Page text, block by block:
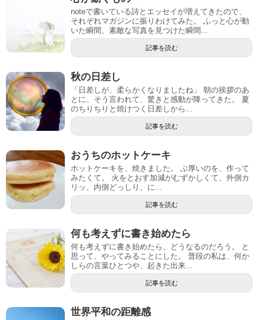
noteで書いている詩とエッセイが増えてきたので、
それぞれマガジンに振りわけてみた。 ふっと心が動
いた瞬間、素敵な写真を見つけた瞬間...
記事を読む
秋の日差し
「日差しが、柔らかくなりましたね」 朝の挨拶のあ
とに、そう言われて、驚きと感動が降ってきた。 夏
のちりちりと焼けつく日差しから...
記事を読む
おうちのホットケーキ
ホットケーキを、焼きました。 ぶ厚いのを、作って
みたくて。 火をとおす加減がむずかしくて、外側カ
リッ、内側どっしり、に...
記事を読む
何も考えずに書き始めたら
何も考えずに書き始めたら、どうなるのだろう。 と
思って、やってみることにした。 普段の私は、何か
しらの言葉ひとつや、起きた出来...
記事を読む
世界平和の距離感